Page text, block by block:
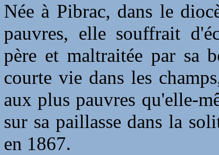
Née à Pibrac, dans le
pauvres, elle souffrait
père et maltraitée par sa
courte vie dans les
aux plus pauvres qu'elle-
sur sa paillasse dans la
en 1867.